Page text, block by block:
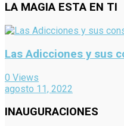
LA MAGIA ESTA EN TI
Las Adicciones y sus
0 Views
agosto 11, 2022
INAUGURACIONES